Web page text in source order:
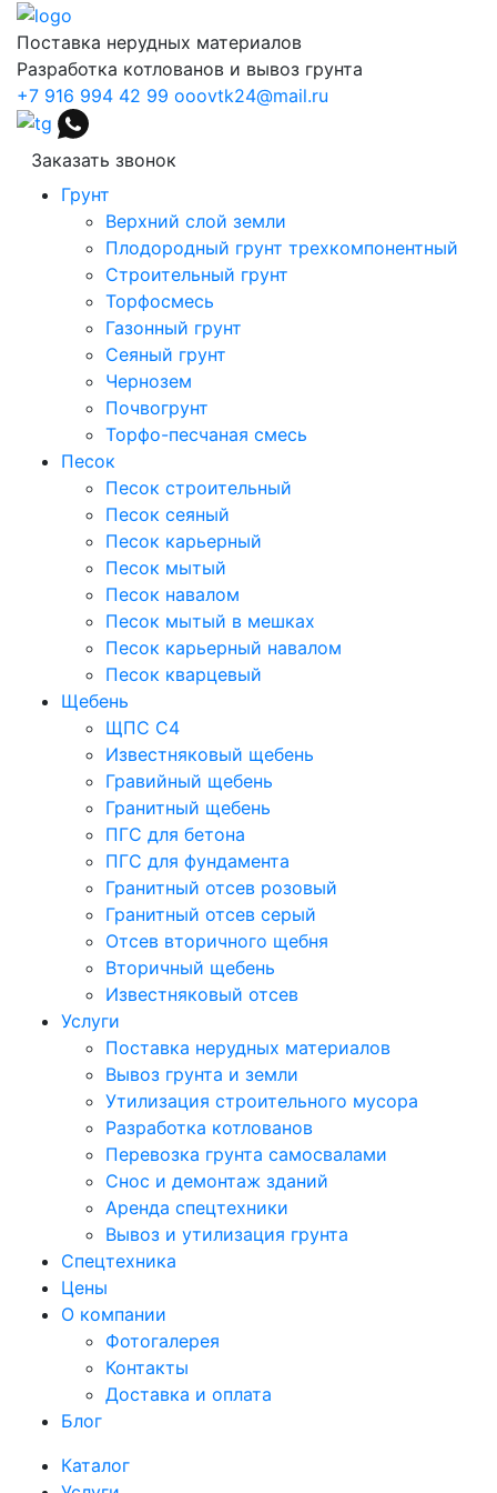
Поставка нерудных материалов
Разработка котлованов и вывоз грунта
+7 916 994 42 99 ooovtk24@mail.ru
Заказать звонок
Грунт
Верхний слой земли
Плодородный грунт трехкомпонентный
Строительный грунт
Торфосмесь
Газонный грунт
Сеяный грунт
Чернозем
Почвогрунт
Торфо-песчаная смесь
Песок
Песок строительный
Песок сеяный
Песок карьерный
Песок мытый
Песок навалом
Песок мытый в мешках
Песок карьерный навалом
Песок кварцевый
Щебень
ЩПС С4
Известняковый щебень
Гравийный щебень
Гранитный щебень
ПГС для бетона
ПГС для фундамента
Гранитный отсев розовый
Гранитный отсев серый
Отсев вторичного щебня
Вторичный щебень
Известняковый отсев
Услуги
Поставка нерудных материалов
Вывоз грунта и земли
Утилизация строительного мусора
Разработка котлованов
Перевозка грунта самосвалами
Снос и демонтаж зданий
Аренда спецтехники
Вывоз и утилизация грунта
Спецтехника
Цены
О компании
Фотогалерея
Контакты
Доставка и оплата
Блог
Каталог